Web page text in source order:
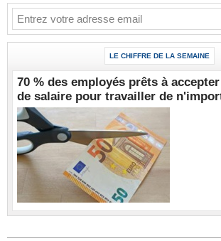
LE CHIFFRE DE LA SEMAINE
70 % des employés prêts à
de salaire pour travailler de